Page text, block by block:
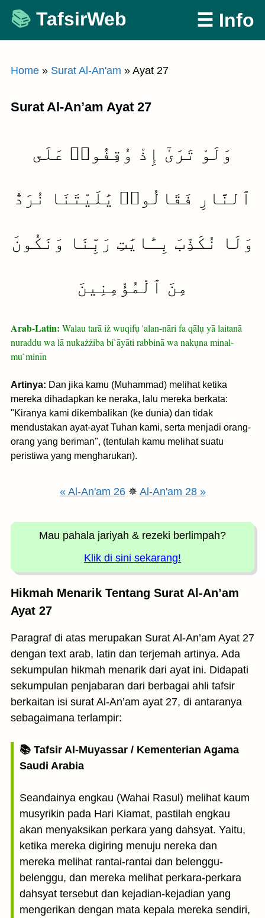
Skip
content
TafsirWeb ☰ Info
Home » Surat Al-An'am » Ayat 27
Surat Al-An’am Ayat 27
وَلَوْ تَرَىٰٓ إِذْ وُقِفُوا۟ عَلَى
ٱلنَّارِ فَقَالُوا۟ يَٰلَيْتَنَا نُرَدُّ
وَلَا نُكَذِّبَ بِـَٔايَٰتِ رَبِّنَا وَنَكُونَ
مِنَ ٱلْمُؤْمِنِينَ
Arab-Latin: Walau tarā iż wuqifụ 'alan-nāri fa qālụ yā laitanā
nuraddu wa lā nukażżiba bi`āyāti rabbinā wa nakụna minal-
mu`minīn
Artinya: Dan jika kamu (Muhammad) melihat ketika
mereka dihadapkan ke neraka, lalu mereka berkata:
"Kiranya kami dikembalikan (ke dunia) dan tidak
mendustakan ayat-ayat Tuhan kami, serta menjadi orang-
orang yang beriman", (tentulah kamu melihat suatu
peristiwa yang mengharukan).
« Al-An'am 26✵ Al-An'am 28 »
Mau pahala jariyah & rezeki berlimpah?
Klik di sini sekarang!
Hikmah Menarik Tentang Surat Al-An’am
Ayat 27
Paragraf di atas merupakan Surat Al-An’am Ayat 27
dengan text arab, latin dan terjemah artinya. Ada
sekumpulan hikmah menarik dari ayat ini. Didapati
sekumpulan penjabaran dari berbagai ahli tafsir
berkaitan isi surat Al-An’am ayat 27, di antaranya
sebagaimana terlampir:
📚 Tafsir Al-Muyassar / Kementerian Agama
Saudi Arabia
Seandainya engkau (Wahai Rasul) melihat kaum
musyrikin pada Hari Kiamat, pastilah engkau
akan menyaksikan perkara yang dahsyat. Yaitu,
ketika mereka digiring menuju nereka dan
mereka melihat rantai-rantai dan belenggu-
belenggu, dan mereka melihat perkara-perkara
dahsyat tersebut dan kejadian-kejadian yang
mengerikan dengan mata kepala mereka sendiri,